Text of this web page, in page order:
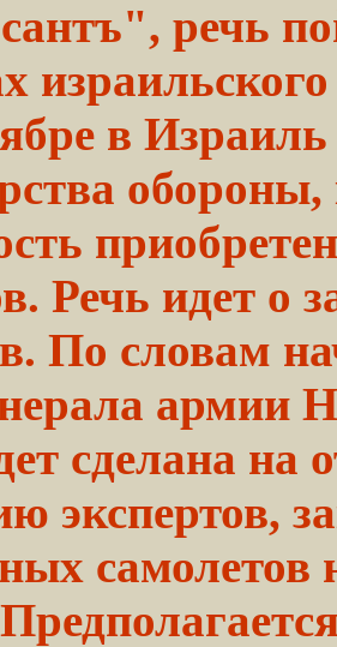
речь
израильского
в Израиль
обороны,
Речь идет о
По словам
армии
сделана на
экспертов,
самолетов